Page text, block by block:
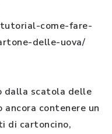
come-fare-
delle-uova/
dalla scatola delle
ancora contenere un
di cartoncino,